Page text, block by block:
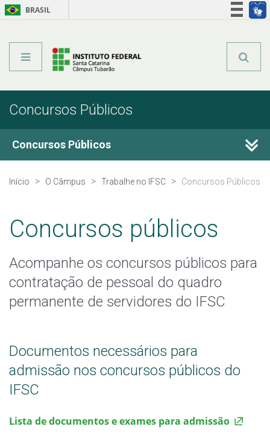
BRASIL
Concursos Públicos
Concursos Públicos
Concurso Público 2015
Concurso Público 2017
Início O Câmpus Trabalhe no IFSC Concursos Públicos
Concursos públicos
Acompanhe os concursos públicos para
contratação de pessoal do quadro
permanente de servidores do IFSC
Documentos necessários para
admissão nos concursos públicos do
IFSC
Lista de documentos e exames para admissão